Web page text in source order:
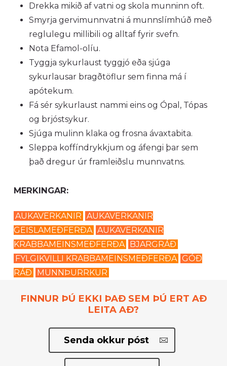
Drekka mikið af vatni og skola munninn oft.
Smyrja gervimunnvatni á munnslímhúð með
reglulegu millibili og alltaf fyrir svefn.
Nota Efamol-olíu.
Tyggja sykurlaust tyggjó eða sjúga
sykurlausar bragðtöflur sem finna má í
apótekum.
Fá sér sykurlaust nammi eins og Ópal, Tópas
og brjóstsykur.
Sjúga mulinn klaka og frosna ávaxtabita.
Sleppa koffíndrykkjum og áfengi þar sem
það dregur úr framleiðslu munnvatns.
MERKINGAR:
AUKAVERKANIR AUKAVERKANIR
GEISLAMEÐFERÐA AUKAVERKANIR
KRABBAMEINSMEÐFERÐA BJARGRÁÐ
FYLGIKVILLI KRABBAMEINSMEÐFERÐA GÓÐ
RÁÐ
MUNNÞURRKUR
FINNUR ÞÚ EKKI ÞAÐ SEM ÞÚ ERT AÐ
LEITA AÐ?
Senda okkur póst